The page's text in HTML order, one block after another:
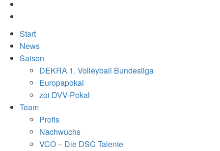
Start
News
Saison
DEKRA 1. Volleyball Bundesliga
Europapokal
zoi DVV-Pokal
Team
Profis
Nachwuchs
VCO – Die DSC Talente